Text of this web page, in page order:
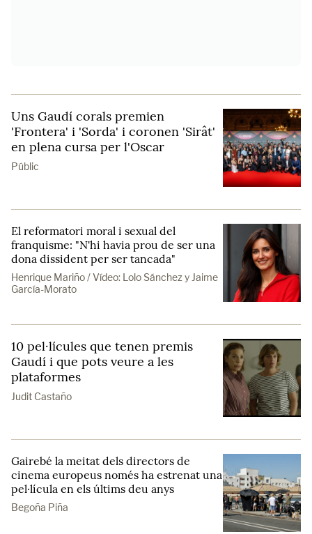
Uns Gaudí corals premien
'Frontera' i 'Sorda' i coronen 'Sirât'
en plena cursa per l'Oscar
Públic
El reformatori moral i sexual del
franquisme: "N'hi havia prou de ser una
dona dissident per ser tancada"
Henrique Mariño / Vídeo: Lolo Sánchez y Jaime
García-Morato
10 pel·lícules que tenen premis
Gaudí i que pots veure a les
plataformes
Judit Castaño
Gairebé la meitat dels directors de
cinema europeus només ha estrenat una
pel·lícula en els últims deu anys
Begoña Piña